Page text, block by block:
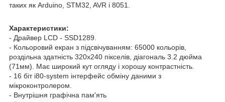
таких як Arduino STM32 AVR і 8051
Характеристики:
- Драйвер LCD - SSD1289
- Кольоровий екран з підсвічуванням: 65000 кольорів
роздільна здатність 320х240 пікселів , діагональ 3.2 дюйма
(71мм) Має широкий кут огляду і хорошу контрастність.
- 16 біт i80-system інтерфейс обміну даними з
мікроконтролером
- Внутрішня графічна пам'ять